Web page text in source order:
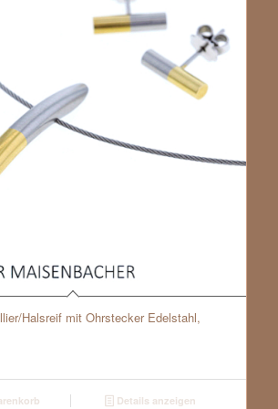
Halsreif mit Ohrstecker Edelstahl,
Details anzeigen